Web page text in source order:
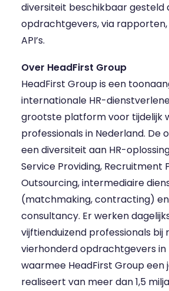
diversiteit beschikbaar gesteld
opdrachtgevers, via
API’s.
Over HeadFirst Group
HeadFirst Groupis een
internationale HR-
grootste platform voor tijdelijk
professionals in Nederland. De
een diversiteit aan HR-
Service Providing, Recruitment
Outsourcing, intermediaire
(matchmaking, contracting) en
consultancy. Er werken
vijftienduizend professionals bij
vierhonderd opdrachtgevers in
waarmee HeadFirst Group een
realiseert van meer dan 1,5